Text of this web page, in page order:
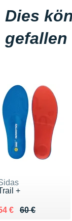
Dies
gefallen
+
60 €
lieu de 60 €
€ 54 €